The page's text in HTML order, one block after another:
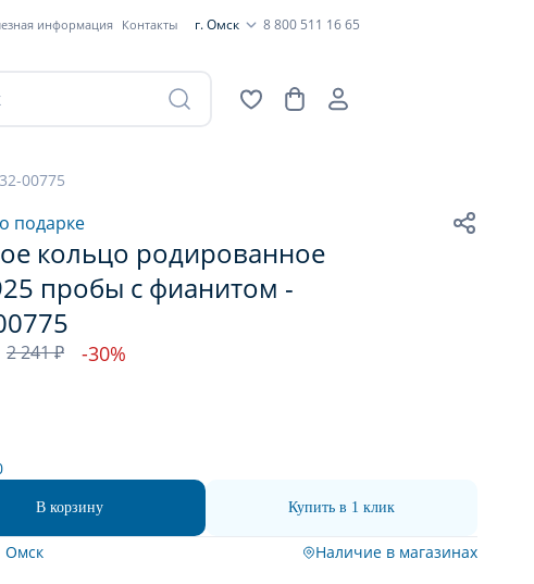
информация Контакты г. Омск 8 800 511 16 65
00775
подарке
кольцо родированное
пробы с фианитом -
2 241 ₽ -30%
В корзину Купить в 1 клик
Омск Наличие в магазинах